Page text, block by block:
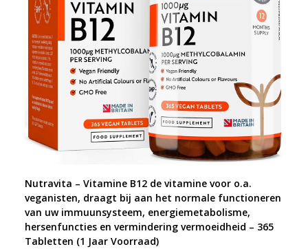
Nutravita – Vitamine B12 de vitamine voor o.a.
veganisten, draagt bij aan het normale functioneren
van uw immuunsysteem, energiemetabolisme,
hersenfuncties en vermindering vermoeidheid – 365
Tabletten (1 Jaar Voorraad)